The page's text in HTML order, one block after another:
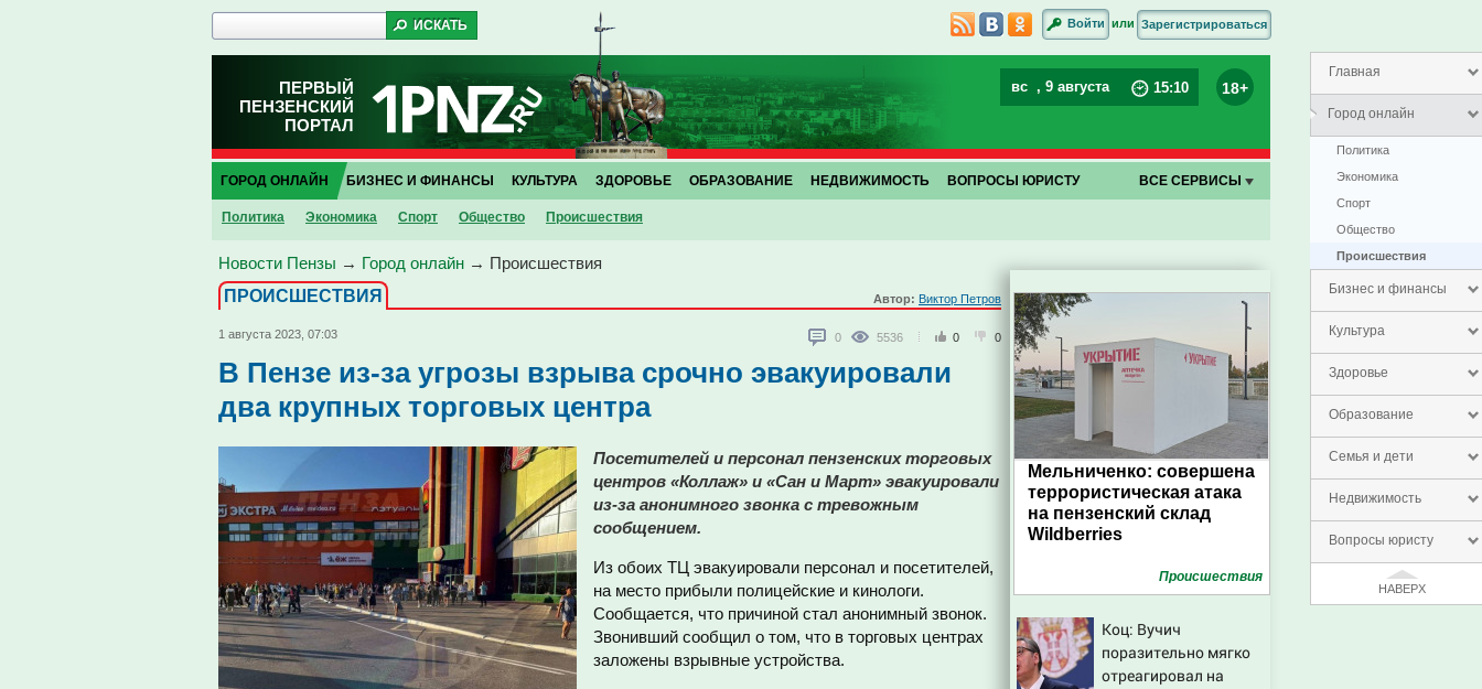
Главная
Город онлайн
Политика
Экономика
Спорт
Общество
Проиcшествия
Бизнес и финансы
Культура
Здоровье
Образование
Семья и дети
Недвижимость
Вопросы юристу
НАВЕРХ
Войти или Зарегистрироваться
ПЕРВЫЙ
ПЕНЗЕНСКИЙ
ПОРТАЛ
вс , 9 августа 15:10 18+
ГОРОД ОНЛАЙН
Политика Экономика Спорт Общество Проиcшествия
БИЗНЕС И ФИНАНСЫ КУЛЬТУРА ЗДОРОВЬЕ ОБРАЗОВАНИЕ НЕДВИЖИМОСТЬ ВОПРОСЫ ЮРИСТУ ВСЕ СЕРВИСЫ
Новости Пензы → Город онлайн → Проиcшествия
ПРОИCШЕСТВИЯ
Автор: Виктор Петров
1 августа 2023, 07:03 0 5536 0 0
В Пензе из-за угрозы взрыва срочно эвакуировали
два крупных торговых центра
Посетителей и персонал пензенских торговых
центров «Коллаж» и «Сан и Март» эвакуировали
из-за анонимного звонка с тревожным
сообщением.
Из обоих ТЦ эвакуировали персонал и посетителей,
на место прибыли полицейские и кинологи.
Сообщается, что причиной стал анонимный звонок.
Звонивший сообщил о том, что в торговых центрах
заложены взрывные устройства.
Мельниченко: совершена
террористическая атака
на пензенский склад
Wildberries
Проиcшествия
Коц: Вучич
поразительно мягко
отреагировал на